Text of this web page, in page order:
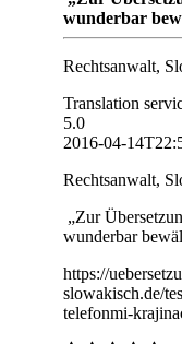
wunderbar
Rechtsanwalt,
Translation
5.0
2016-04-
Rechtsanwalt,
„Zur
wunderbar
https://
slowakisch.de/
telefonmi-